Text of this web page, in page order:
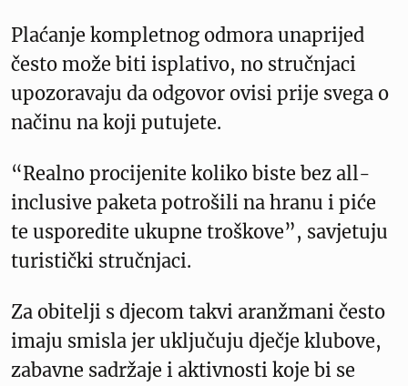
Plaćanje kompletnog odmora unaprijed
često može biti isplativo, no stručnjaci
upozoravaju da odgovor ovisi prije svega o
načinu na koji putujete.
“Realno procijenite koliko biste bez all-
inclusive paketa potrošili na hranu i piće
te usporedite ukupne troškove”, savjetuju
turistički stručnjaci.
Za obitelji s djecom takvi aranžmani često
imaju smisla jer uključuju dječje klubove,
zabavne sadržaje i aktivnosti koje bi se